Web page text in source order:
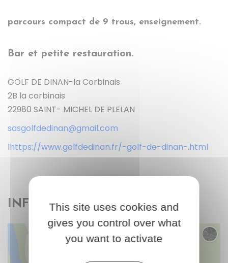
parcours compact de 9 trous, enseignement.
Bar et petite restauration.
GOLF DE DINAN-la Corbinais
2B la corbinais
22980 SAINT- MICHEL DE PLELAN
sasgolfdedinan@gmail.com
lhttps://www.golfdedinan.fr/-golf-de-dinan-.html
INFOS PRATIQUES
This site uses cookies and
gives you control over what
you want to activate